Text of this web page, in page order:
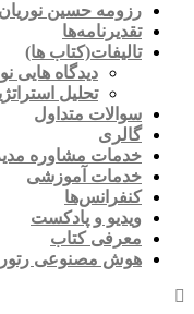
رزومه حسین نوریان
تقدیرنامه‌ها
تالیفات(کتاب ها)
دیدگاه هایی
تحلیل
سوالات متداول
گالری
خدمات مشاوره
خدمات آموزشی
کنفرانس‌ها
ویدیو و پادکست
معرفی کتاب
هوش مصنوعی